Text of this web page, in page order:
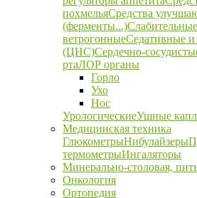
похмельяСредства
(ферменты...)
ветрогонныеСедативные
(ЦНС)Сердечно-
ртаЛОР органы
Горло
Ухо
Нос
УрологическиеУшные
Медицинская техника
ГлюкометрыНибулайзеры
термометрыИнгаляторы
Минерально-столовая,
Онкология
Ортопедия